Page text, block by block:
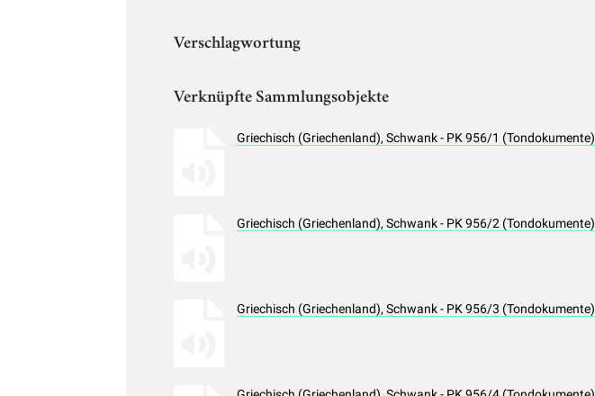
Verschlagwortung
Verknüpfte Sammlungsobjekte
Griechisch (Griechenland), Schwank - PK 956/1 (Tondokumente)
Griechisch (Griechenland), Schwank - PK 956/2 (Tondokumente)
Griechisch (Griechenland), Schwank - PK 956/3 (Tondokumente)